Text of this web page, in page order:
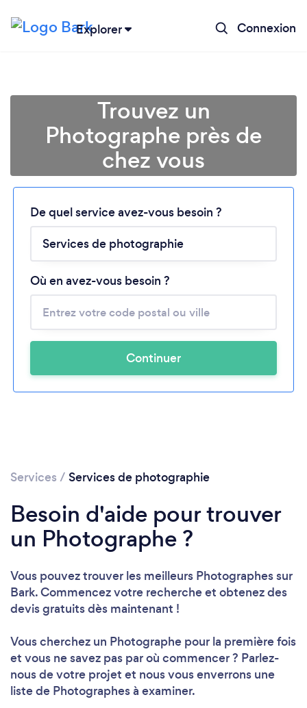
Explorer Connexion
Chargement...
Veuillez patienter...
Trouvez un
Photographe près de
chez vous
De quel service avez-vous besoin ?
Où en avez-vous besoin ?
Continuer
Services / Services de photographie
Besoin d'aide pour trouver
un Photographe ?
Vous pouvez trouver les meilleurs Photographes sur
Bark. Commencez votre recherche et obtenez des
devis gratuits dès maintenant !
Vous cherchez un Photographe pour la première fois
et vous ne savez pas par où commencer ? Parlez-
nous de votre projet et nous vous enverrons une
liste de Photographes à examiner.